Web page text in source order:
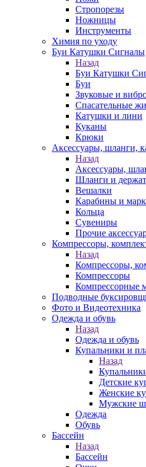
Стропорезы
Ножницы
Инструменты
Химия по уходу
Буи Катушки Сигналы
Назад
Буи Катушки
Буи
Звуковые и
Спасательные
Катушки и лини
Куканы
Крюки
Аксессуары, шланги,
Назад
Аксессуары,
Шланги и
Вешалки
Карабины и
Кольца
Сувениры
Прочие
Компрессоры,
Назад
Компрессоры,
Компрессоры
Компрессорные
Подводные
Фото и Видеотехника
Одежда и обувь
Назад
Одежда и обувь
Купальники и
Назад
Детские
Женские
Мужские
Одежда
Обувь
Бассейн
Назад
Бассейн